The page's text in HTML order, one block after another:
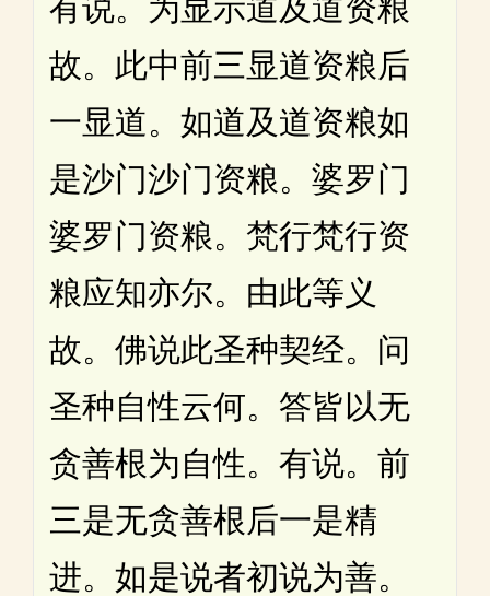
有说。为显示道及道资粮
故。此中前三显道资粮后
一显道。如道及道资粮如
是沙门沙门资粮。婆罗门
婆罗门资粮。梵行梵行资
粮应知亦尔。由此等义
故。佛说此圣种契经。问
圣种自性云何。答皆以无
贪善根为自性。有说。前
三是无贪善根后一是精
进。如是说者初说为善。